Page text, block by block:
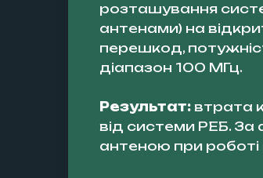
розташування
антенами) на
перешкод,
діапазон 100 МГц.
Результат: втрата
від системи РЕБ. За
антеною при